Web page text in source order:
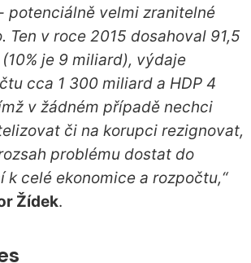
potenciálně velmi zranitelné
Ten v roce 2015 dosahoval 91,5
je 9 miliard), výdaje
cca 1 300 miliard a HDP 4
v žádném případě nechci
či na korupci rezignovat,
problému dostat do
k celé ekonomice a rozpočtu,“
Žídek.